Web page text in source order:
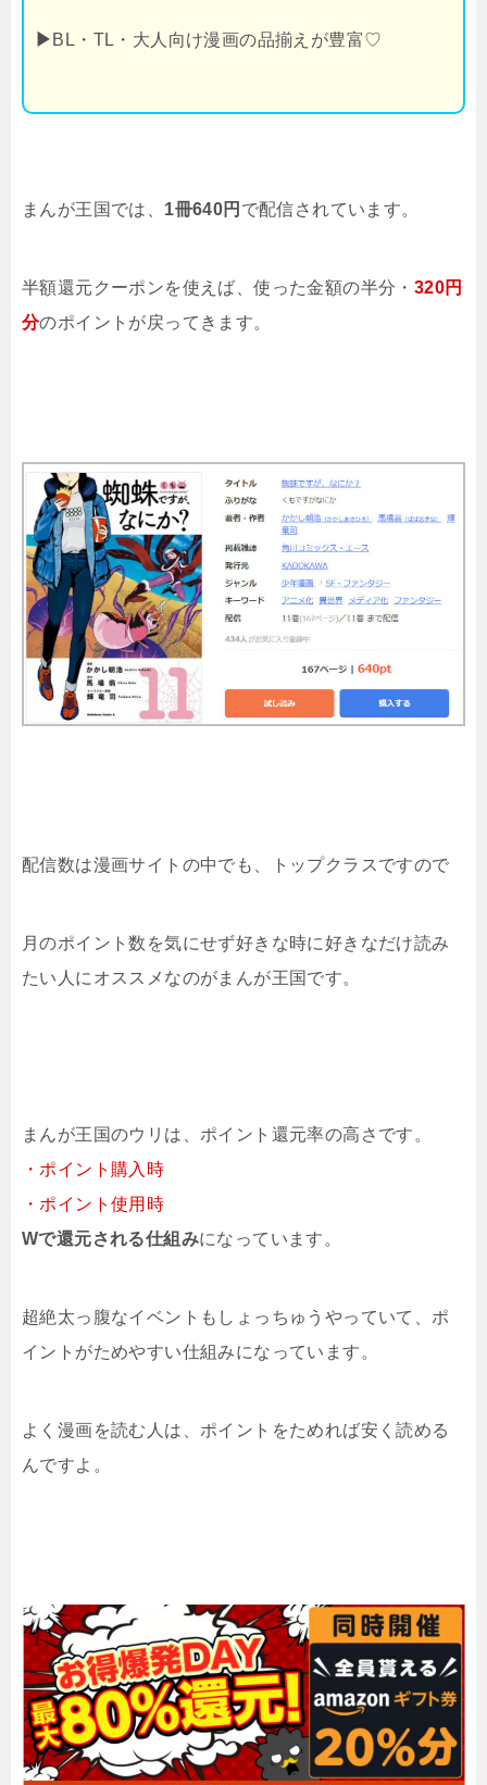
▶ BL・TL・大人向け漫画の品揃えが豊富♡
まんが王国では、 1冊640円 で配信されています。
半額還元クーポンを使えば、使った金額の半分・ 320円
分のポイントが戻ってきます。
配信数は漫画サイトの中でも、トップクラスですので
月のポイント数を気にせず好きな時に好きなだけ読み
たい人にオススメなのがまんが王国です。
まんが王国のウリは、ポイント還元率の高さです。
・ポイント購入時
・ポイント使用時
Wで還元される仕組みになっています。
超絶太っ腹なイベントもしょっちゅうやっていて、ポ
イントがためやすい仕組みになっています。
よく漫画を読む人は、ポイントをためれば安く読める
んですよ。